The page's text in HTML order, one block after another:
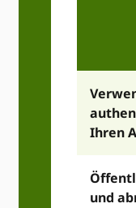
Ihren
und